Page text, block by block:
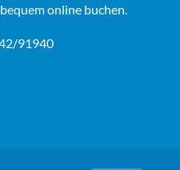
online buchen.
91940